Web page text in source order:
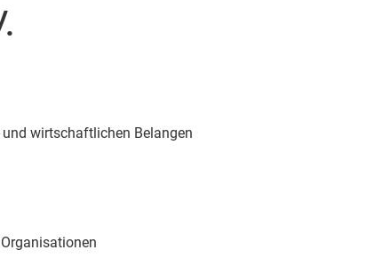
wirtschaftlichen Belangen